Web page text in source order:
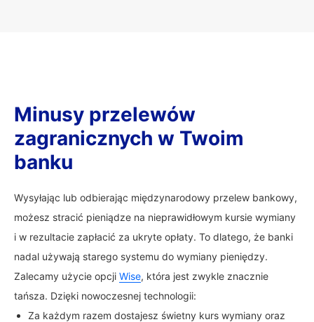
Minusy przelewów
zagranicznych w Twoim
banku
Wysyłając lub odbierając międzynarodowy przelew bankowy,
możesz stracić pieniądze na nieprawidłowym kursie wymiany
i w rezultacie zapłacić za ukryte opłaty. To dlatego, że banki
nadal używają starego systemu do wymiany pieniędzy.
Zalecamy użycie opcji Wise, która jest zwykle znacznie
tańsza. Dzięki nowoczesnej technologii:
Za każdym razem dostajesz świetny kurs wymiany oraz